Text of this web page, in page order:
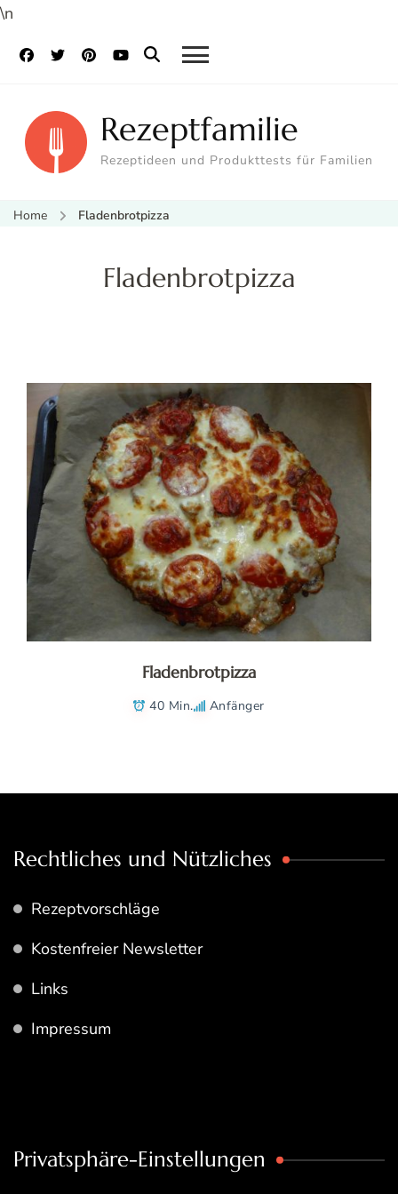
\n
Rezeptfamilie
Rezeptideen und Produkttests für Familien
Home Fladenbrotpizza
Fladenbrotpizza
Fladenbrotpizza
40 Min. Anfänger
Rechtliches und Nützliches
Rezeptvorschläge
Kostenfreier Newsletter
Links
Impressum
Privatsphäre-Einstellungen